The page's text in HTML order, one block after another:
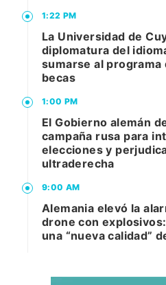
1:22 PM
La Universidad de
diplomatura del
sumarse al programa
becas
1:00 PM
El Gobierno alemán
campaña rusa para
elecciones y
ultraderecha
9:00 AM
Alemania elevó la
drone con
una “nueva calidad”